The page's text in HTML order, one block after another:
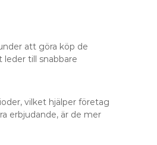
att göra köp de
leder till snabbare
vilket hjälper företag
erbjudande, är de mer